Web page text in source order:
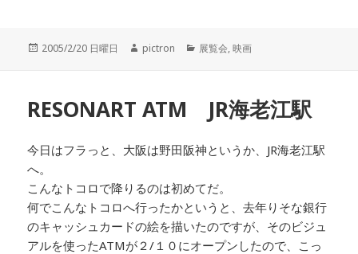
投
2005/2/20 日曜日
作
pictron
カ
展覧会,映画
RESONART ATM JR海老江駅
今日はフラっと、大阪は野田阪神というか、JR海老江駅
へ。
こんなトコロで降りるのは初めてだ。
何でこんなトコロへ行ったかというと、去年りそな銀行
のキャッシュカードの絵を描いたのですが、そのビジュ
アルを使ったATMが２/１０にオープンしたので、こっ